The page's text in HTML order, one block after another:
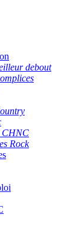
debout
CHNC
Rock